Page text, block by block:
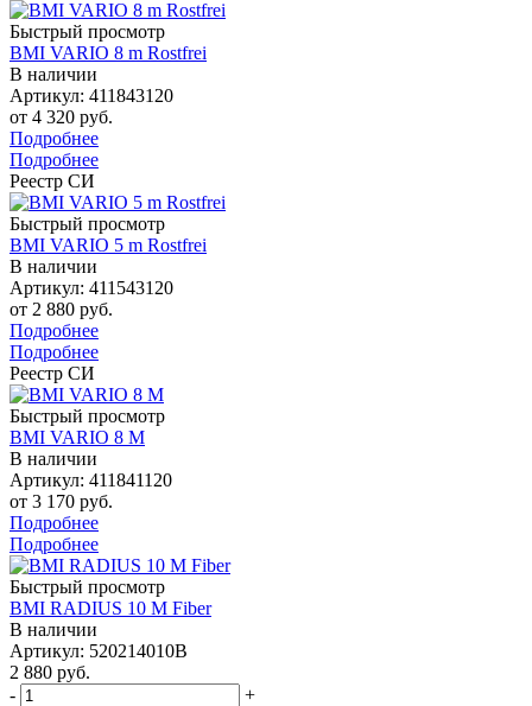
Быстрый просмотр
BMI VARIO 8 m Rostfrei
В наличии
Артикул: 411843120
от 4 320 руб.
Подробнее
Подробнее
Реестр СИ
Быстрый просмотр
BMI VARIO 5 m Rostfrei
В наличии
Артикул: 411543120
от 2 880 руб.
Подробнее
Подробнее
Реестр СИ
Быстрый просмотр
BMI VARIO 8 M
В наличии
Артикул: 411841120
от 3 170 руб.
Подробнее
Подробнее
Быстрый просмотр
BMI RADIUS 10 M Fiber
В наличии
Артикул: 520214010B
2 880 руб.
-
+